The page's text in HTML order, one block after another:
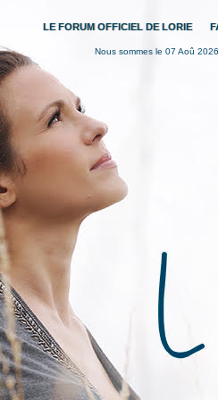
LE FORUM OFFICIEL DE LORIE
Nous sommes le 07 Aoû